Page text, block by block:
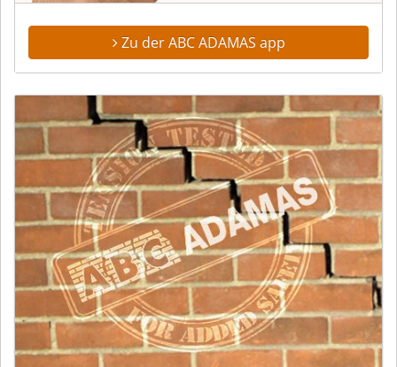
Zu der ABC ADAMAS app